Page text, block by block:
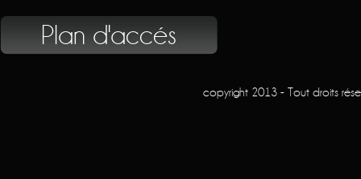
Plan d'accés
copyright 2013 - Tout droits